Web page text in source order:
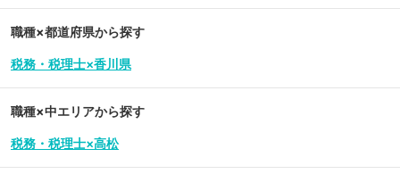
職種×都道府県から探す
税務・税理士×香川県
職種×中エリアから探す
税務・税理士×高松